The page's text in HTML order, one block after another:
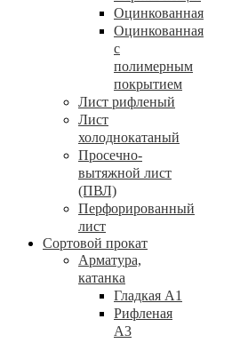
Оцинкованная
Оцинкованная
с
полимерным
покрытием
Лист рифленый
Лист
холоднокатаный
Просечно-
вытяжной лист
(ПВЛ)
Перфорированный
лист
Сортовой прокат
Арматура,
катанка
Гладкая А1
Рифленая
А3